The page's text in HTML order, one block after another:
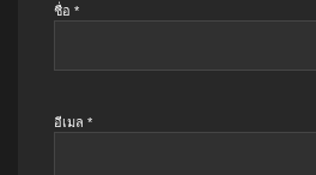
ชื่อ *
อีเมล *